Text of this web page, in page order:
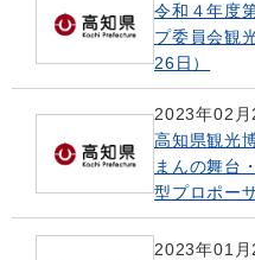
令和４年度
プ委員会観
26日）
2023年02月
高知県観光
まんの舞台
型プロポー
2023年01月